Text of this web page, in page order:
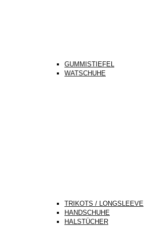
GUMMISTIEFEL
WATSCHUHE
TRIKOTS / LONGSLEEVE
HANDSCHUHE
HALSTÜCHER